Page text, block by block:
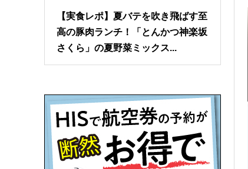
【実食レポ】夏バテを吹き飛ばす至
高の豚肉ランチ！「とんかつ神楽坂
さくら」の夏野菜ミックス...